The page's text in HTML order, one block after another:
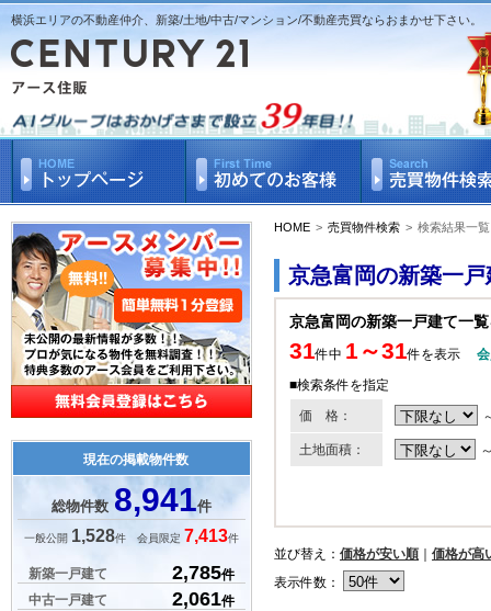
横浜エリアの不動産仲介、新築/土地/中古/マンション/不動産売買ならおまかせ下さい。
HOME > 売買物件検索 > 検索結果一覧
京急富岡の新築一
京急富岡の新築一戸建て一
31件中 1～31件を表示
■検索条件を指定
価 格：
土地面積：
並び替え： 価格が安い順
価格が高
表示件数：
現在の掲載物件数
総物件数 8,941件
一般公開 1,528件 会員限定 7,413件
新築一戸建て 2,785件
中古一戸建て
2,061件